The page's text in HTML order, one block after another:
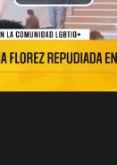
Video